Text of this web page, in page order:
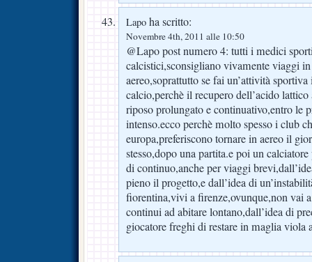
Lapo ha scritto:
Novembre 4th, 2011 alle 10:50
@Lapo post numero 4: tutti i medici
calcistici,sconsigliano vivamente viaggi
aereo,soprattutto se fai un’attività
calcio,perchè il recupero dell’acido lattico
riposo prolungato e continuativo,entro le
intenso.ecco perchè molto spesso i club
europa,preferiscono tornare in aereo il
stesso,dopo una partita.e poi un
di continuo,anche per viaggi
pieno il progetto,e dall’idea di
fiorentina,vivi a firenze,ovunque,non vai
continui ad abitare lontano,dall’idea di
giocatore freghi di restare in maglia viola